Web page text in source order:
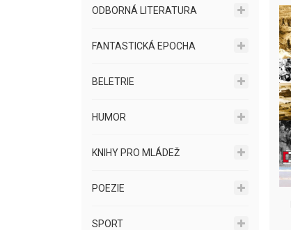
ODBORNÁ LITERATURA
FANTASTICKÁ EPOCHA
BELETRIE
HUMOR
KNIHY PRO MLÁDEŽ
POEZIE
SPORT